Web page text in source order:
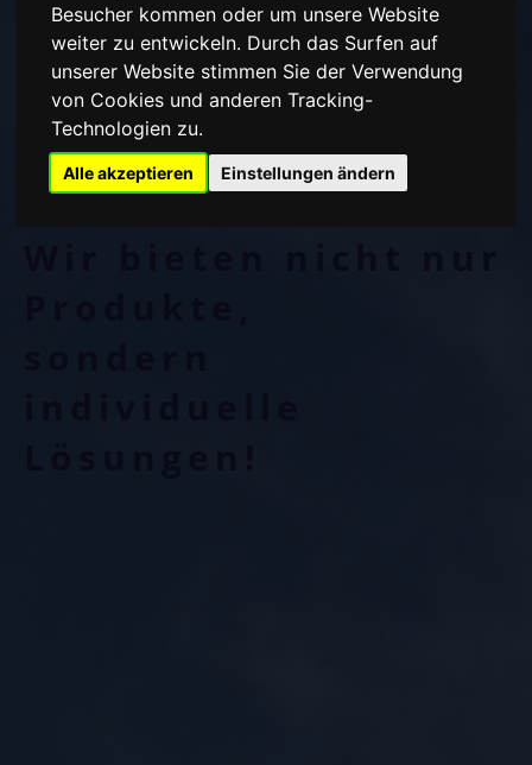
Besucher kommen oder um unsere Website
weiter zu entwickeln. Durch das Surfen auf
unserer Website stimmen Sie der Verwendung
von Cookies und anderen Tracking-
Technologien zu.
Alle akzeptieren Einstellungen ändern
IBA Hörgeräte
i)ndividuell (b)estens
a)ngepasst!